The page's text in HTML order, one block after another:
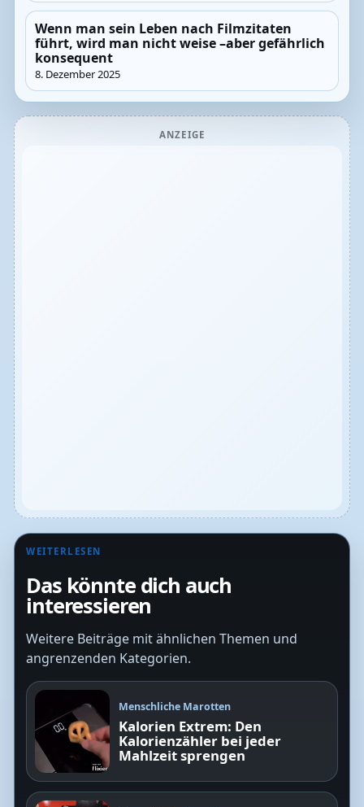
Wenn man sein Leben nach Filmzitaten
führt, wird man nicht weise –aber gefährlich
konsequent
8. Dezember 2025
ANZEIGE
WEITERLESEN
Das könnte dich auch
interessieren
Weitere Beiträge mit ähnlichen Themen und
angrenzenden Kategorien.
Menschliche Marotten
Kalorien Extrem: Den
Kalorienzähler bei jeder
Mahlzeit sprengen